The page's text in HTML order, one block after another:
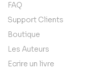
FAQ
Support Clients
Boutique
Les Auteurs
Ecrire un livre